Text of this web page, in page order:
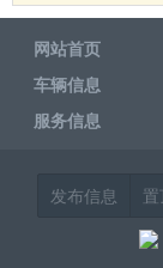
网站首页
车辆信息
服务信息
发布信息